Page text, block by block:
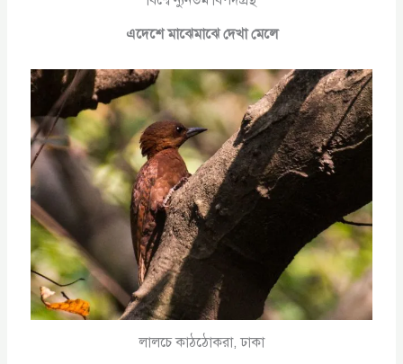
এদেশে মাঝেমাঝে দেখা মেলে
লালচে কাঠঠোকরা, ঢাকা